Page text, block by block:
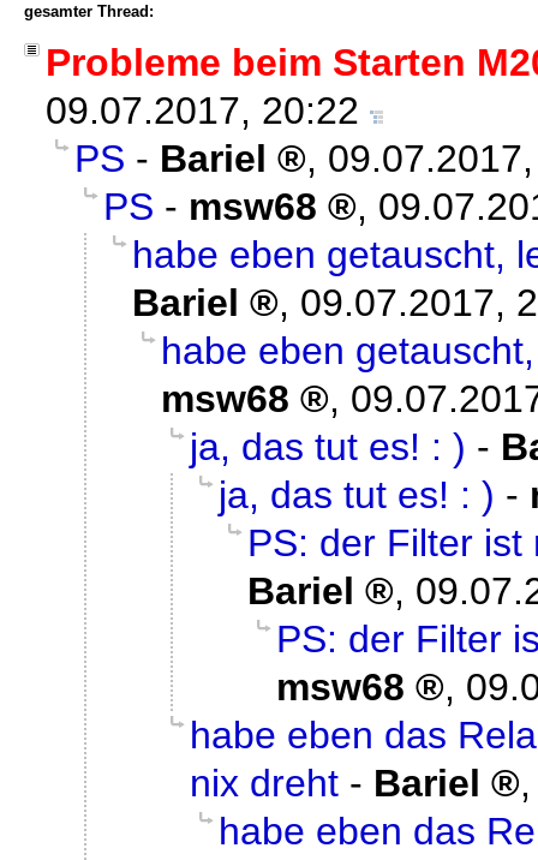
gesamter Thread:
Probleme beim Starten
09.07.2017, 20:22
PS - Bariel ,
PS - msw68 ,
habe eben getauscht,
Bariel
, 09.07.2017,
habe eben
msw68
,
ja, das tut es! : ) -
ja, das tut es! : ) -
PS: der Filter
Bariel
,
PS: der Filter
msw68
,
habe eben das
nix dreht - Bariel
habe eben das